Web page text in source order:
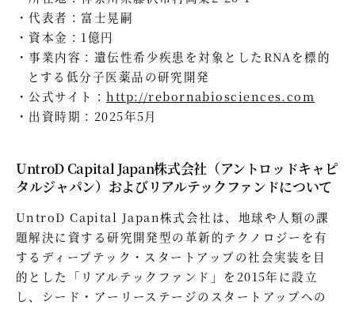
代表者：富士晃嗣
資本金：1億円
事業内容：遺伝性希少疾患を対象としたRNAを標的
とする低分子医薬品の研究開発
公式サイト：http://rebornabiosciences.com
出資時期：2025年5月
UntroD Capital Japan株式会社（アントロッドキャピ
タルジャパン）およびリアルテックファンドについて
UntroD Capital Japan株式会社は、地球や人類の課
題解決に資する研究開発型の革新的テクノロジーを有
するディープテック・スタートアップの社会実装を目
的とした「リアルテックファンド」を2015年に設立
し、シード・アーリーステージのスタートアップへの